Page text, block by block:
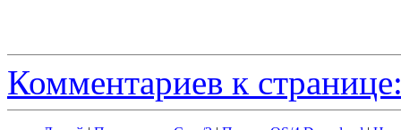
Комментариев к